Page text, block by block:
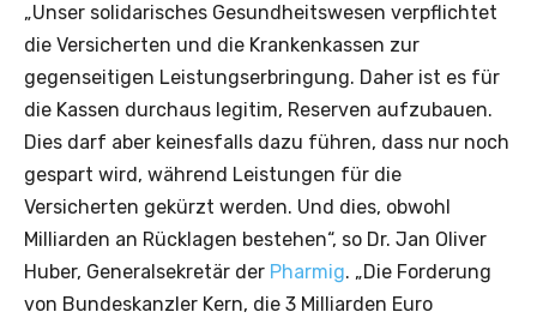
„Unser solidarisches Gesundheitswesen verpflichtet
die Versicherten und die Krankenkassen zur
gegenseitigen Leistungserbringung. Daher ist es für
die Kassen durchaus legitim, Reserven aufzubauen.
Dies darf aber keinesfalls dazu führen, dass nur noch
gespart wird, während Leistungen für die
Versicherten gekürzt werden. Und dies, obwohl
Milliarden an Rücklagen bestehen“, so Dr. Jan Oliver
Huber, Generalsekretär der Pharmig. „Die Forderung
von Bundeskanzler Kern, die 3 Milliarden Euro